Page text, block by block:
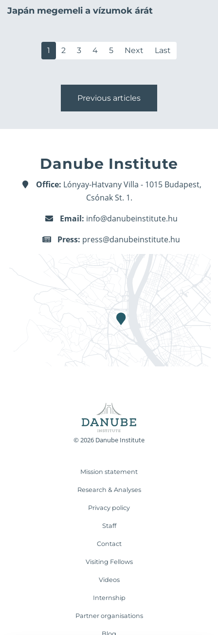
Japán megemeli a vízumok árát
1 2 3 4 5 Next Last
Previous articles
Danube Institute
Office: Lónyay-Hatvany Villa - 1015 Budapest,
Csónak St. 1.
Email: info@danubeinstitute.hu
Press: press@danubeinstitute.hu
© 2026 Danube Institute
Mission statement
Research & Analyses
Privacy policy
Staff
Contact
Visiting Fellows
Videos
Internship
Partner organisations